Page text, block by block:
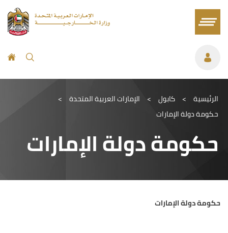
الرئيسية > كابول > الإمارات العربية المتحدة >
حكومة دولة الإمارات
حكومة دولة الإمارات
حكومة دولة الإمارات